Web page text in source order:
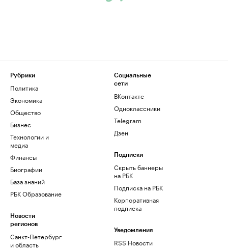
Рубрики
Политика
Экономика
Общество
Бизнес
Технологии и
медиа
Финансы
Биографии
База знаний
РБК Образование
Новости
регионов
Санкт-Петербург
и область
Социальные
сети
ВКонтакте
Одноклассники
Telegram
Дзен
Подписки
Скрыть баннеры
на РБК
Подписка на РБК
Корпоративная
подписка
Уведомления
RSS Новости